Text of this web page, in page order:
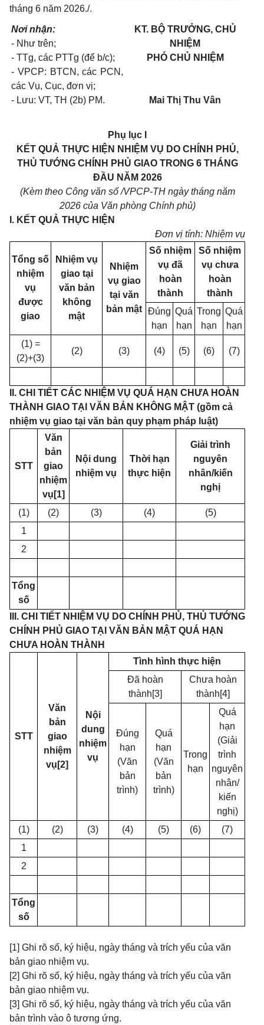
tháng 6 năm 2026./.
Nơi nhận:
- Như trên;
- TTg, các PTTg (để b/c);
- VPCP: BTCN, các PCN,
các Vụ, Cục, đơn vị;
- Lưu: VT, TH (2b) PM.
KT. BỘ TRƯỞNG, CHỦ
NHIỆM
PHÓ CHỦ NHIỆM
Mai Thị Thu Vân
Phụ lục I
KẾT QUẢ THỰC HIỆN NHIỆM VỤ DO CHÍNH PHỦ,
THỦ TƯỚNG CHÍNH PHỦ GIAO TRONG 6 THÁNG
ĐẦU NĂM 2026
(Kèm theo Công văn số /VPCP-TH ngày tháng năm
2026 của Văn phòng Chính phủ)
I. KẾT QUẢ THỰC HIỆN
Đơn vị tính: Nhiệm vụ
Tổng số
nhiệm
vụ
được
giao
Nhiệm vụ
giao tại
văn bản
không
mật
Nhiệm
vụ giao
tại văn
bản mật
Số nhiệm
vụ đã
hoàn
thành
Số nhiệm
vụ chưa
hoàn
thành
Đúng
hạn
Quá
hạn
Trong
hạn
Quá
hạn
(1) =
(2)+(3)
(2) (3) (4) (5) (6) (7)
II. CHI TIẾT CÁC NHIỆM VỤ QUÁ HẠN CHƯA HOÀN
THÀNH GIAO TẠI VĂN BẢN KHÔNG MẬT (gồm cả
nhiệm vụ giao tại văn bản quy phạm pháp luật)
STT
Văn
bản
giao
nhiệm
vụ [1]
Nội dung
nhiệm vụ
Thời hạn
thực hiện
Giải trình
nguyên
nhân/kiến
nghị
(1) (2) (3) (4)
(5)
1
2
Tổng
số
III. CHI TIẾT NHIỆM VỤ DO CHÍNH PHỦ, THỦ TƯỚNG
CHÍNH PHỦ GIAO TẠI VĂN BẢN MẬT QUÁ HẠN
CHƯA HOÀN THÀNH
STT
Văn
bản
giao
nhiệm
vụ [2]
Nội
dung
nhiệm
vụ
Tình hình thực hiện
Đã hoàn
thành[3]
Chưa hoàn
thành[4]
Đúng
hạn
(Văn
bản
trình)
Quá
hạn
(Văn
bản
trình)
Trong
hạn
Quá
hạn
(Giải
trình
nguyên
nhân/
kiến
nghị)
(1)
(2) (3) (4) (5) (6)
(7)
1
2
Tổng
số
[1] Ghi rõ số, ký hiệu, ngày tháng và trích yếu của văn
bản giao nhiệm vụ.
[2] Ghi rõ số, ký hiệu, ngày tháng và trích yếu của văn
bản giao nhiệm vụ.
[3] Ghi rõ số, ký hiệu, ngày tháng và trích yếu của văn
bản trình vào ô tương ứng.